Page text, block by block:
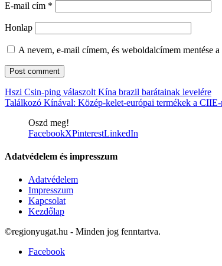
E-mail cím *
Honlap
A nevem, e-mail címem, és weboldalcímem mentése
Hszi Csin-ping válaszolt Kína brazil barátainak levelére
Találkozó Kínával: Közép-kelet-európai termékek a CIIE-
Oszd meg!
FacebookXPinterestLinkedIn
Adatvédelem és impresszum
Adatvédelem
Impresszum
Kapcsolat
Kezdőlap
©regionyugat.hu - Minden jog fenntartva.
Facebook